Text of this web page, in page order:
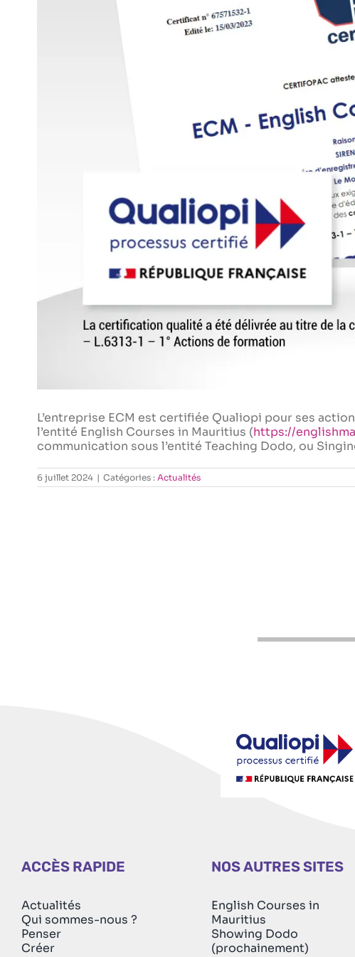
L’entreprise ECM est certifiée Qualiopi pour ses
l’entité English Courses in Mauritius (https://
communication sous l’entité Teaching Dodo, ou
6 juillet 2024 | Catégories : Actualités
ACCÈS RAPIDE
Actualités
Qui sommes-nous ?
Penser
Créer
NOS AUTRES SITES
English Courses in
Mauritius
Showing Dodo
(prochainement)